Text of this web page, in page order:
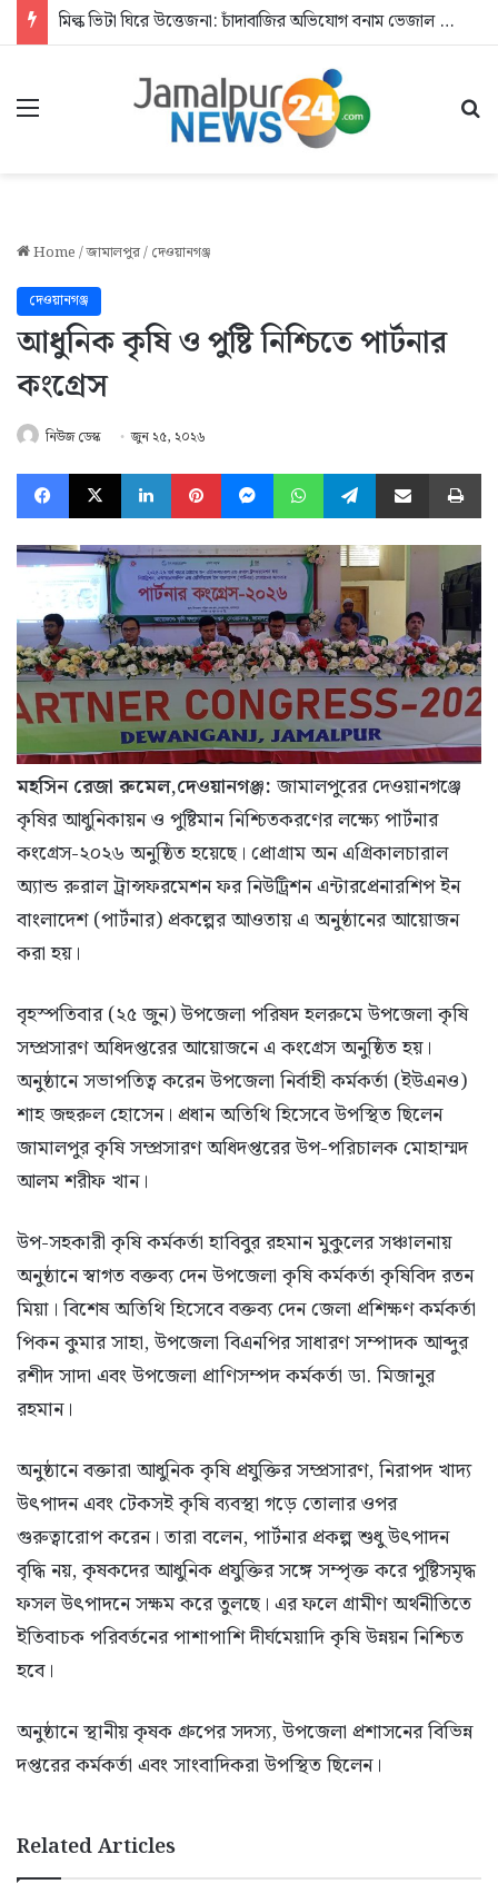
মিল্ক ভিটা ঘিরে উত্তেজনা: চাঁদাবাজির অভিযোগ বনাম ভেজাল দুধের জিডি
Menu
Home/জামালপুর/দেওয়ানগঞ্জ
দেওয়ানগঞ্জ
আধুনিক কৃষি ও পুষ্টি নিশ্চিতে পার্টনার
কংগ্রেস
নিউজ ডেস্ক জুন ২৫, ২০২৬
Facebook
X LinkedInPinterestMessengerWhatsAppTelegramShare via Email
মহসিন রেজা রুমেল,দেওয়ানগঞ্জ: জামালপুরের দেওয়ানগঞ্জে
কৃষির আধুনিকায়ন ও পুষ্টিমান নিশ্চিতকরণের লক্ষ্যে পার্টনার
কংগ্রেস-২০২৬ অনুষ্ঠিত হয়েছে। প্রোগ্রাম অন এগ্রিকালচারাল
অ্যান্ড রুরাল ট্রান্সফরমেশন ফর নিউট্রিশন এন্টারপ্রেনারশিপ ইন
বাংলাদেশ (পার্টনার) প্রকল্পের আওতায় এ অনুষ্ঠানের আয়োজন
করা হয়।
বৃহস্পতিবার (২৫ জুন) উপজেলা পরিষদ হলরুমে উপজেলা কৃষি
সম্প্রসারণ অধিদপ্তরের আয়োজনে এ কংগ্রেস অনুষ্ঠিত হয়।
অনুষ্ঠানে সভাপতিত্ব করেন উপজেলা নির্বাহী কর্মকর্তা (ইউএনও)
শাহ জহুরুল হোসেন। প্রধান অতিথি হিসেবে উপস্থিত ছিলেন
জামালপুর কৃষি সম্প্রসারণ অধিদপ্তরের উপ-পরিচালক মোহাম্মদ
আলম শরীফ খান।
উপ-সহকারী কৃষি কর্মকর্তা হাবিবুর রহমান মুকুলের সঞ্চালনায়
অনুষ্ঠানে স্বাগত বক্তব্য দেন উপজেলা কৃষি কর্মকর্তা কৃষিবিদ রতন
মিয়া। বিশেষ অতিথি হিসেবে বক্তব্য দেন জেলা প্রশিক্ষণ কর্মকর্তা
পিকন কুমার সাহা, উপজেলা বিএনপির সাধারণ সম্পাদক আব্দুর
রশীদ সাদা এবং উপজেলা প্রাণিসম্পদ কর্মকর্তা ডা. মিজানুর
রহমান।
অনুষ্ঠানে বক্তারা আধুনিক কৃষি প্রযুক্তির সম্প্রসারণ, নিরাপদ খাদ্য
উৎপাদন এবং টেকসই কৃষি ব্যবস্থা গড়ে তোলার ওপর
গুরুত্বারোপ করেন। তারা বলেন, পার্টনার প্রকল্প শুধু উৎপাদন
বৃদ্ধি নয়, কৃষকদের আধুনিক প্রযুক্তির সঙ্গে সম্পৃক্ত করে পুষ্টিসমৃদ্ধ
ফসল উৎপাদনে সক্ষম করে তুলছে। এর ফলে গ্রামীণ অর্থনীতিতে
ইতিবাচক পরিবর্তনের পাশাপাশি দীর্ঘমেয়াদি কৃষি উন্নয়ন নিশ্চিত
হবে।
অনুষ্ঠানে স্থানীয় কৃষক গ্রুপের সদস্য, উপজেলা প্রশাসনের বিভিন্ন
দপ্তরের কর্মকর্তা এবং সাংবাদিকরা উপস্থিত ছিলেন।
Related Articles